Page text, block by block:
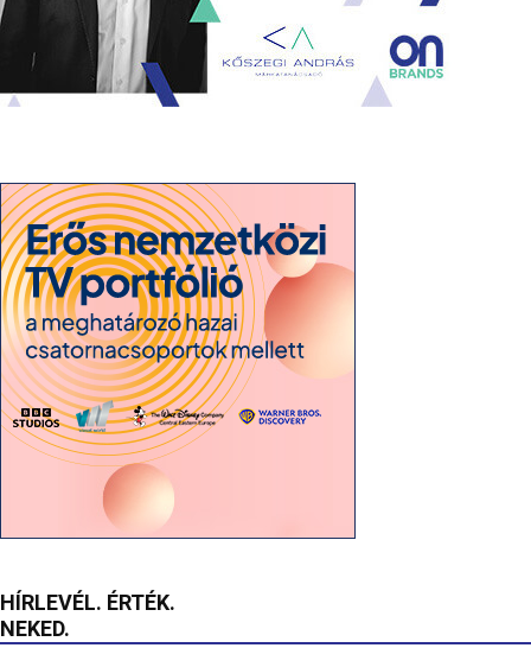
HÍRLEVÉL. ÉRTÉK.
NEKED.